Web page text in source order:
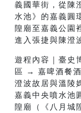
義國華街，從陳
水池》的嘉義圓
隍廟至嘉義公園
進入張捷與陳澄
遊程內容｜臺史
區 → 嘉啤酒餐
澄波故居與溫陵
嘉義中央噴水池
隍廟（《八月